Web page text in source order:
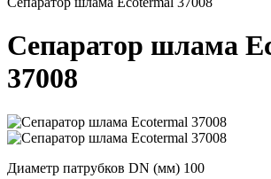
Сепаратор шлама
37008
Диаметр патрубков DN (мм) 100